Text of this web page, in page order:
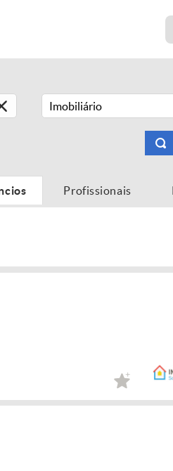
Imobiliário
Profissionais